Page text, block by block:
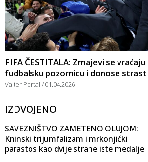
FIFA ČESTITALA: Zmajevi se
fudbalsku pozornicu i donose strast
Valter Portal 01.04.2026
IZDVOJENO
SAVEZNIŠTVO ZAMETENO OLUJOM:
Kninski trijumfalizam i mrkonjićki
parastos kao dvije strane iste medalje